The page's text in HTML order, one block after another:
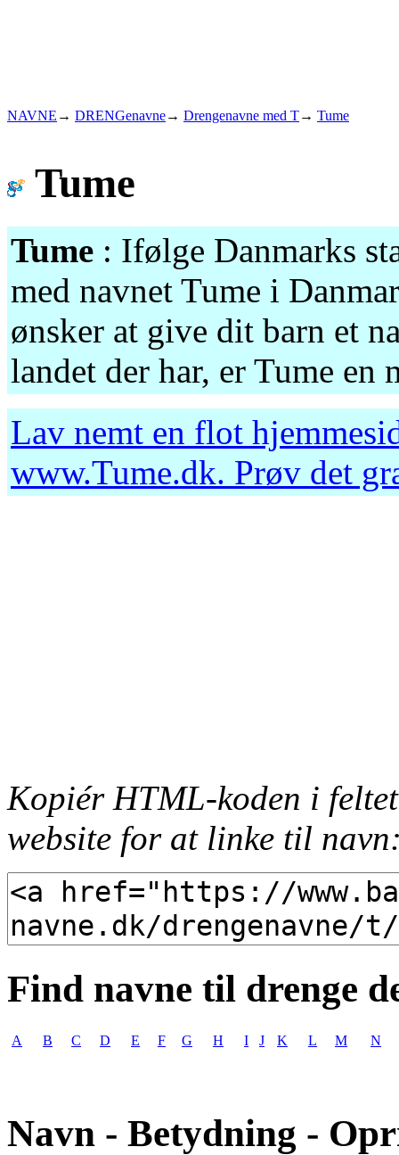
NAVNE → DRENGenavne→ Drengenavne med T→ Tume
Tume
Tume : Ifølge Danmarks
med navnet Tume i
ønsker at give dit barn et
landet der har, er Tume en
Lav nemt en flot
www.Tume.dk. Prøv det
Kopiér HTML-koden i
website for at linke til
Find navne til drenge
A B C D E F G H I J K L M N
Navn - Betydning -